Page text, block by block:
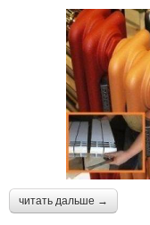
читать дальше →